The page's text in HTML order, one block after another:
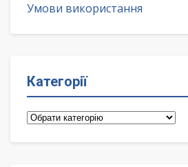
Умови використання
Категорії
Категорії